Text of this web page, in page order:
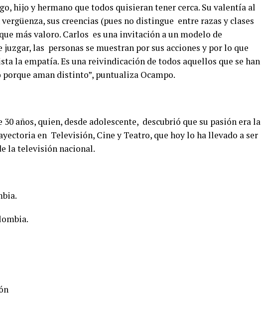
hijo y hermano que todos quisieran tener cerca. Su valentía al
sus creencias (pues no distingue entre razas y clases
más valoro. Carlos es una invitación a un modelo de
las personas se muestran por sus acciones y por lo que
la empatía. Es una reivindicación de todos aquellos que se han
aman distinto”, puntualiza Ocampo.
30 años, quien, desde adolescente, descubrió que su pasión era la
en Televisión, Cine y Teatro, que hoy lo ha llevado a ser
la televisión nacional.